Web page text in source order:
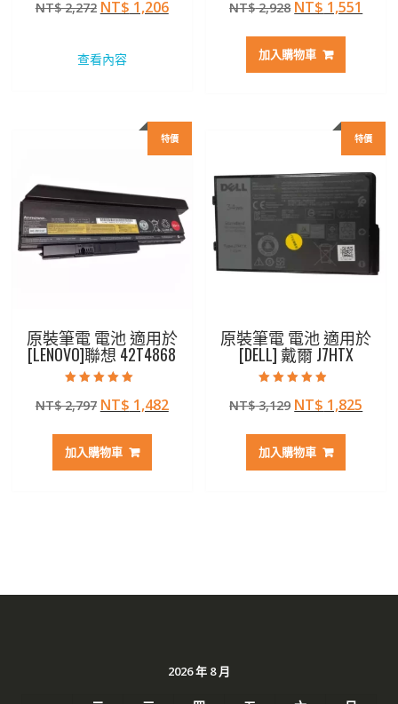
5.00
滿分 5
NT$2,272 原
格：
NT$ 1,206目
查看內容
5.00
滿分 5
NT$2,928 原
價
格：
NT$ 1,551
加入購物車
特價
原裝筆電 電池 適用於
[LENOVO]聯想 42T4868
5.00
滿分 5
NT$2,797 原
價
格：
NT$ 1,482目
加入購物車
特價
原裝筆電 電池 適用於
[DELL] 戴爾 J7HTX
4.50
滿分 5
NT$3,129 原
價
格：
NT$ 1,825
加入購物車
2026 年 8 月